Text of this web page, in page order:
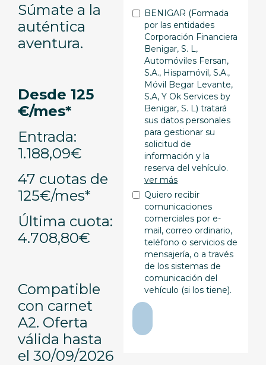
Súmate a la
auténtica
aventura.
Desde 125
€/mes*
Entrada:
1.188,09€
47 cuotas de
125€/mes*
Última cuota:
4.708,80€
Compatible
con carnet
A2. Oferta
válida hasta
el 30/09/2026
BENIGAR (Formada
por las entidades
Corporación Financiera
Benigar, S. L,
Automóviles Fersan,
S.A., Hispamóvil, S.A.,
Móvil Begar Levante,
S.A, Y Ok Services by
Benigar, S. L) tratará
sus datos personales
para gestionar su
solicitud de
información y la
reserva del vehículo.
ver más
Quiero recibir
comunicaciones
comerciales por e-
mail, correo ordinario,
teléfono o servicios de
mensajería, o a través
de los sistemas de
comunicación del
vehículo (si los tiene).